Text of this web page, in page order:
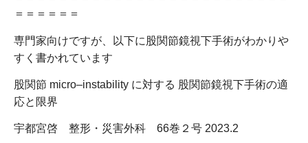
＝＝＝＝＝＝
専門家向けですが、以下に股関節鏡視下手術がわかりや
すく書かれています
股関節 micro‒instability に対する 股関節鏡視下手術の適
応と限界
宇都宮啓 整形・災害外科 66巻２号 2023.2